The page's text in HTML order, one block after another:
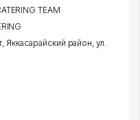
TEAM
Яккасарайский район ,ул.